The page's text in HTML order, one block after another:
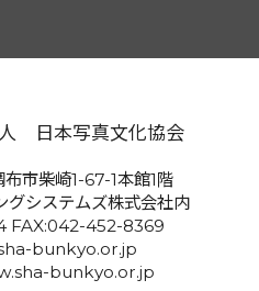
日本写真文化協会
市柴崎1-67-1本館1階
グシステムズ株式会社内
FAX:042-452-8369
bunkyo.or.jp
bunkyo.or.jp